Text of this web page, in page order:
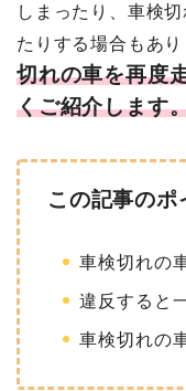
しまったり、車検
たりする場合もあ
切れの車を再度
くご紹介します
この記事のポ
車検切れの
違反すると
車検切れの